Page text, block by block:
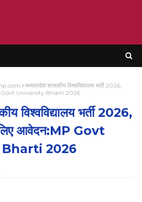
मध्यप्रदेश शासकीय विश्वविद्यालय भर्ती 2026,
Govt University Bharti 2026
विश्वविद्यालय भर्ती 2026,
लिए आवेदन:MP Govt
2026